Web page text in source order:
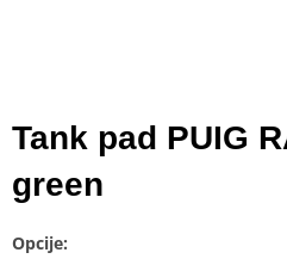
Tank pad PUIG
green
Opcije: